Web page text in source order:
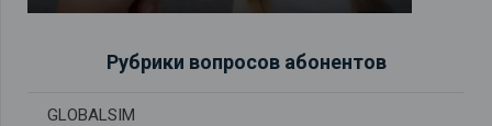
Рубрики вопросов абонентов
GLOBALSIM